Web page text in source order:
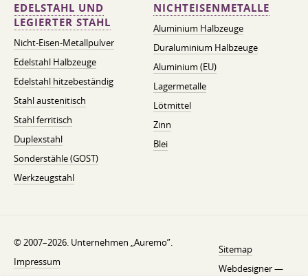
EDELSTAHL UND
LEGIERTER STAHL
Nicht-Eisen-Metallpulver
Edelstahl Halbzeuge
Edelstahl hitzebeständig
Stahl austenitisch
Stahl ferritisch
Duplexstahl
Sonderstähle (GOST)
Werkzeugstahl
NICHTEISENMETALLE
Aluminium Halbzeuge
Duraluminium Halbzeuge
Aluminium (EU)
Lagermetalle
Lötmittel
Zinn
Blei
© 2007–2026. Unternehmen „Auremo”.
Impressum
Sitemap
Webdesigner —